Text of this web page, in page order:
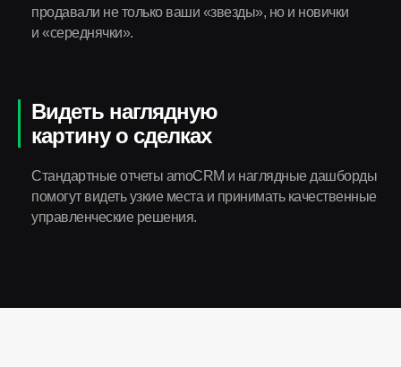
продавали не только ваши «звезды», но и новички
и «середнячки».
Видеть наглядную
картину о сделках
Стандартные отчеты amoCRM и наглядные дашборды
помогут видеть узкие места и принимать качественные
управленческие решения.